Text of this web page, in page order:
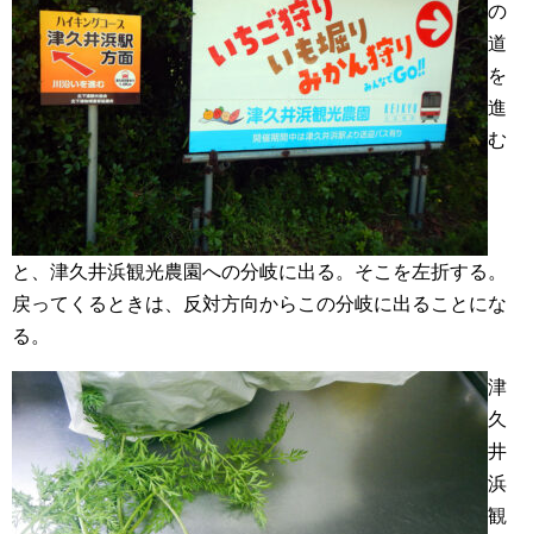
の
道
を
進
む
と、津久井浜観光農園への分岐に出る。そこを左折する。
戻ってくるときは、反対方向からこの分岐に出ることにな
る。
津
久
井
浜
観